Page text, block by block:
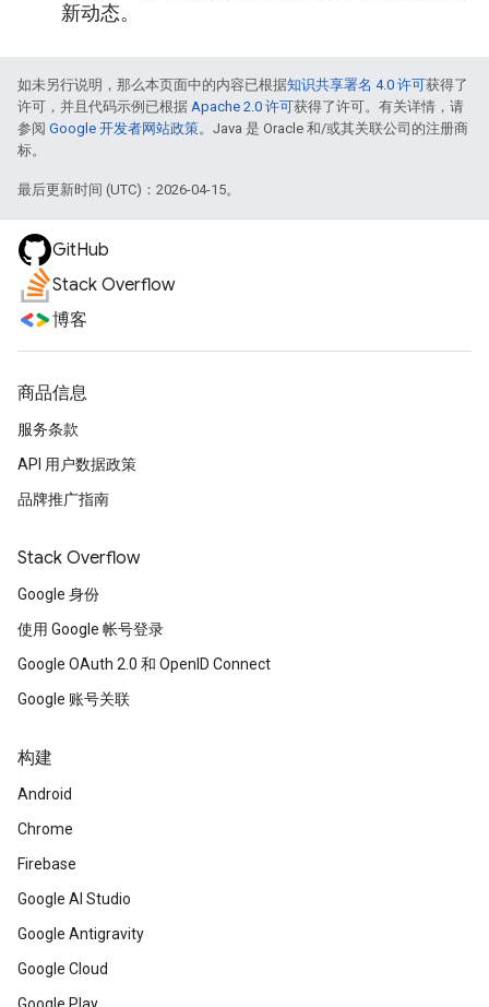
新动态。
如未另行说明，那么本页面中的内容已根据知识共享署名 4.0 许可获得了
许可，并且代码示例已根据 Apache 2.0 许可获得了许可。有关详情，请
参阅 Google 开发者网站政策。Java 是 Oracle 和/或其关联公司的注册商
标。
最后更新时间 (UTC)：2026-04-15。
GitHub
Stack Overflow
博客
商品信息
服务条款
API 用户数据政策
品牌推广指南
Stack Overflow
Google 身份
使用 Google 帐号登录
Google OAuth 2.0 和 OpenID Connect
Google 账号关联
构建
Android
Chrome
Firebase
Google AI Studio
Google Antigravity
Google Cloud